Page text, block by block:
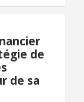
de
de sa